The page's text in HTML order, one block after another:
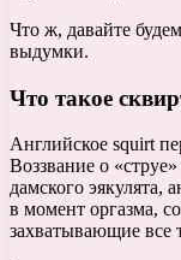
Что ж, давайте
выдумки.
Что такое
Английское squirt
Воззвание о
дамского эякулята,
в момент оргазма,
захватывающие все